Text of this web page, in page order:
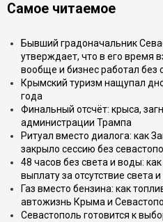
Самое читаемое
Бывший градоначальник
утверждает, что в его время
вообще и бизнес работал без
Крымский туризм нащупал
года
Финальный отсчёт: крыса,
администрации Трампа
Ритуал вместо диалога: как
закрыло сессию без
48 часов без света и воды:
выплату за отсутствие света
Газ вместо бензина: как
автожизнь Крыма и
Севастополь готовится к